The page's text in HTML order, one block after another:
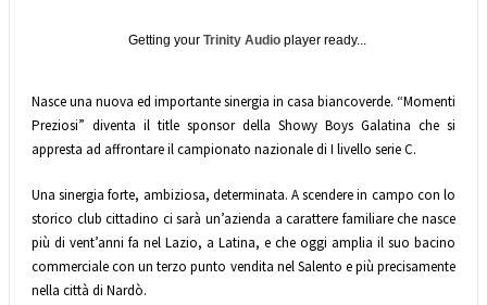
Getting your Trinity Audioplayer ready...
Nasce una nuova ed importante sinergia in casa biancoverde. “Momenti
Preziosi” diventa il title sponsor della Showy Boys Galatina che si
appresta ad affrontare il campionato nazionale di I livello serie C.
Una sinergia forte, ambiziosa, determinata. A scendere in campo con lo
storico club cittadino ci sarà un’azienda a carattere familiare che nasce
più di vent’anni fa nel Lazio, a Latina, e che oggi amplia il suo bacino
commerciale con un terzo punto vendita nel Salento e più precisamente
nella città di Nardò.